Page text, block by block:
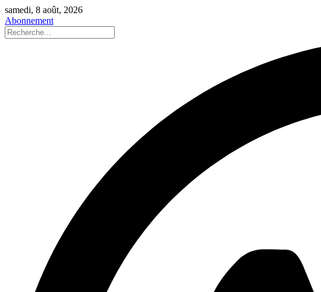
samedi, 8 août, 2026
Abonnement